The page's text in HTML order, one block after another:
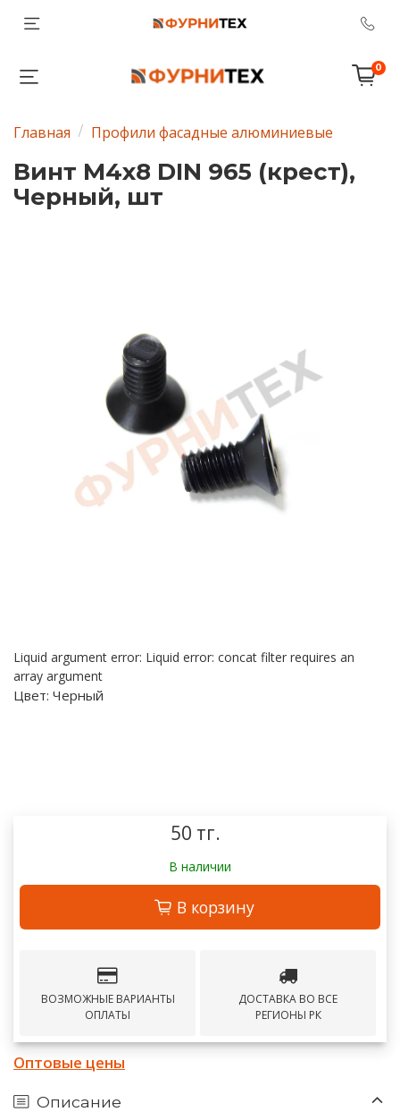
0
Главная Профили фасадные алюминиевые
Винт М4х8 DIN 965 (крест),
Черный, шт
Liquid argument error: Liquid error: concat filter requires an
array argument
Цвет: Черный
50 тг.
В наличии
В корзину
ВОЗМОЖНЫЕ ВАРИАНТЫ
ОПЛАТЫ
ДОСТАВКА ВО ВСЕ
РЕГИОНЫ РК
Оптовые цены
Описание